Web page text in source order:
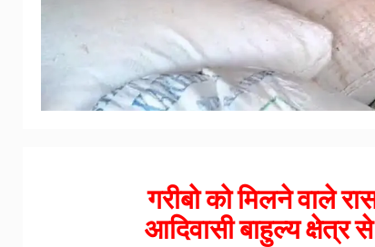
गरीबो को मिलने वाले
आदिवासी बाहुल्य क्षेत्र